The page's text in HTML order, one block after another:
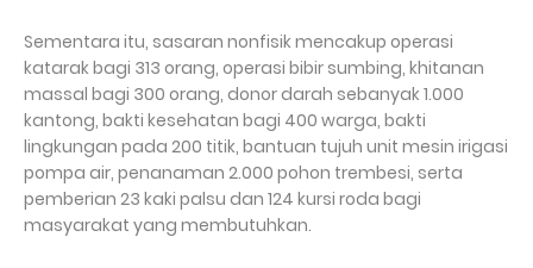
Sementara itu, sasaran nonfisik mencakup operasi
katarak bagi 313 orang, operasi bibir sumbing, khitanan
massal bagi 300 orang, donor darah sebanyak 1.000
kantong, bakti kesehatan bagi 400 warga, bakti
lingkungan pada 200 titik, bantuan tujuh unit mesin irigasi
pompa air, penanaman 2.000 pohon trembesi, serta
pemberian 23 kaki palsu dan 124 kursi roda bagi
masyarakat yang membutuhkan.